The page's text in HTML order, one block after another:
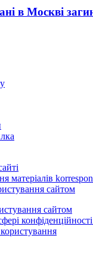
в Москві
матеріалів
сайтом
сайтом